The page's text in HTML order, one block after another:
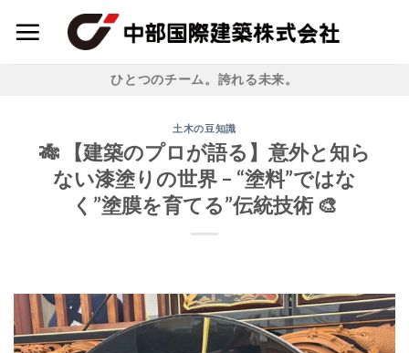
ひとつのチーム。誇れる未来。
土木の豆知識
🎋 【建築のプロが語る】意外と知ら
ない漆塗りの世界 – “塗料”ではな
く”塗膜を育てる”伝統技術 🎨